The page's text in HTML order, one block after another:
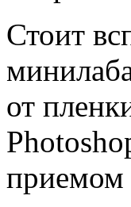
Стоит
от
приемом